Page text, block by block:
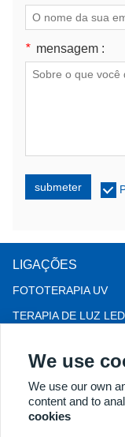
* mensagem :
submeter
LIGAÇÕES
FOTOTERAPIA UV
TERAPIA DE LUZ LED
COLPOSCÓPIO
MAIS PRODUTOS
Copyright® 2018
We use
We use our own
content and to
cookies